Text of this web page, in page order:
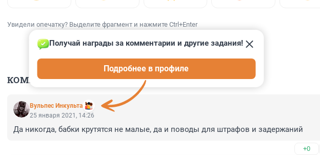
Увидели опечатку? Выделите фрагмент и нажмите Ctrl+Enter
КОММЕНТАРИИ 11
Вульпес Инкульта
Получай награды за комментарии и другие задания!
Подробнее в профиле
25 января 2021, 14:26
Да никогда, бабки крутятся не малые, да и поводы для штрафов и задержаний
+0